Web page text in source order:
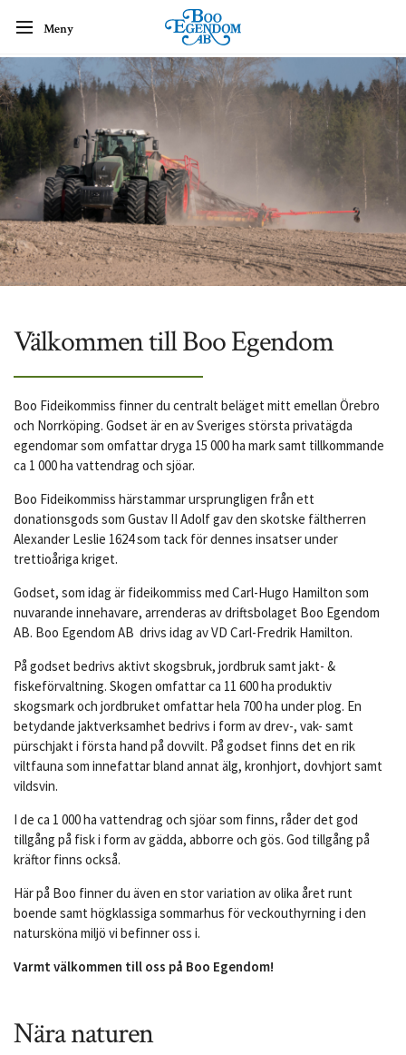
Meny
Välkommen till Boo Egendom
Boo Fideikommiss finner du centralt beläget mitt emellan Örebro
och Norrköping. Godset är en av Sveriges största privatägda
egendomar som omfattar dryga 15 000 ha mark samt tillkommande
ca 1 000 ha vattendrag och sjöar.
Boo Fideikommiss härstammar ursprungligen från ett
donationsgods som Gustav II Adolf gav den skotske fältherren
Alexander Leslie 1624 som tack för dennes insatser under
trettioåriga kriget.
Godset, som idag är fideikommiss med Carl-Hugo Hamilton som
nuvarande innehavare, arrenderas av driftsbolaget Boo Egendom
AB. Boo Egendom AB drivs idag av VD Carl-Fredrik Hamilton.
På godset bedrivs aktivt skogsbruk, jordbruk samt jakt- &
fiskeförvaltning. Skogen omfattar ca 11 600 ha produktiv
skogsmark och jordbruket omfattar hela 700 ha under plog. En
betydande jaktverksamhet bedrivs i form av drev-, vak- samt
pürschjakt i första hand på dovvilt. På godset finns det en rik
viltfauna som innefattar bland annat älg, kronhjort, dovhjort samt
vildsvin.
I de ca 1 000 ha vattendrag och sjöar som finns, råder det god
tillgång på fisk i form av gädda, abborre och gös. God tillgång på
kräftor finns också.
Här på Boo finner du även en stor variation av olika året runt
boende samt högklassiga sommarhus för veckouthyrning i den
natursköna miljö vi befinner oss i.
Varmt välkommen till oss på Boo Egendom!
Nära naturen